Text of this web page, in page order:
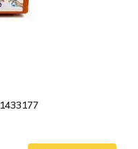
1433177